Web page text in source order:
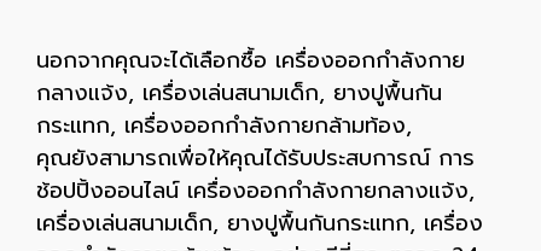
นอกจากคุณจะได้เลือกซื้อ เครื่องออกกำลังกาย
กลางแจ้ง, เครื่องเล่นสนามเด็ก, ยางปูพื้นกัน
กระแทก, เครื่องออกกำลังกายกล้ามท้อง,
คุณยังสามารถเพื่อให้คุณได้รับประสบการณ์ การ
ช้อปปิ้งออนไลน์ เครื่องออกกำลังกายกลางแจ้ง,
เครื่องเล่นสนามเด็ก, ยางปูพื้นกันกระแทก, เครื่อง